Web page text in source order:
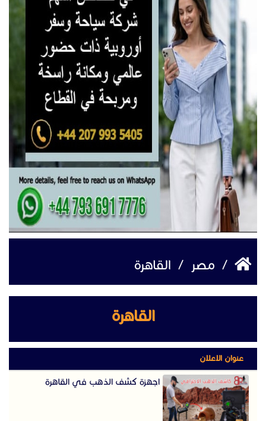
/ مصر / القاهرة
القاهرة
عنوان الاعلان
اجهزة كشف الذهب في القاهرة